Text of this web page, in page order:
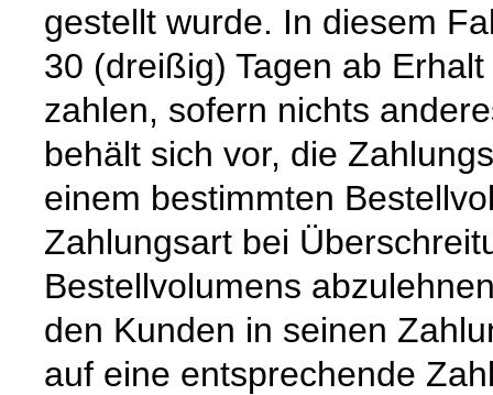
gestellt wurde. In diesem
30 (dreißig) Tagen ab
zahlen, sofern nichts
behält sich vor, die
einem bestimmten
Zahlungsart bei
Bestellvolumens
den Kunden in seinen
auf eine entsprechende